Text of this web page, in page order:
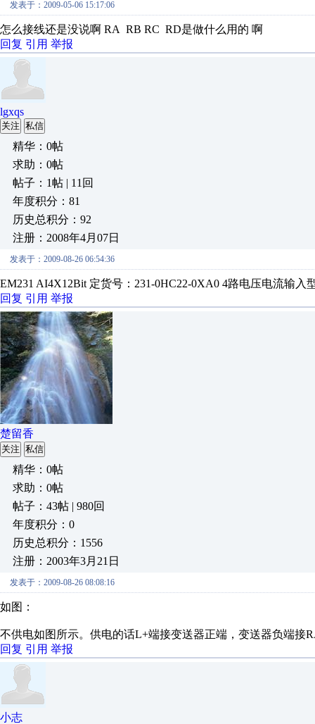
发表于：2009-05-06 15:17:06
怎么接线还是没说啊 RA RB RC RD是做什么用的 啊
回复 引用 举报
lgxqs
关注 私信
精华：0帖
求助：0帖
帖子：1帖 | 11回
年度积分：81
历史总积分：92
注册：2008年4月07日
发表于：2009-08-26 06:54:36
EM231 AI4X12Bit 定货号：231-0HC22-0XA0 4路电压电流输
回复 引用 举报
楚留香
关注 私信
精华：0帖
求助：0帖
帖子：43帖 | 980回
年度积分：0
历史总积分：1556
注册：2003年3月21日
发表于：2009-08-26 08:08:16
如图：
不供电如图所示。供电的话L+端接变送器正端，变送器负端接
回复 引用 举报
小志